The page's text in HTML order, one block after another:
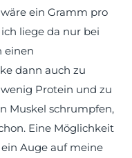
ein Gramm pro
liege da nur bei
einen
dann auch zu
Protein und zu
Muskel schrumpfen,
Eine Möglichkeit
ein Auge auf meine